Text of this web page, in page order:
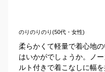
のりのりのり(50代・女性)
柔らかくて軽量で着心地
はいかがでしょうか。ノ
ルト付きで着こなしに幅